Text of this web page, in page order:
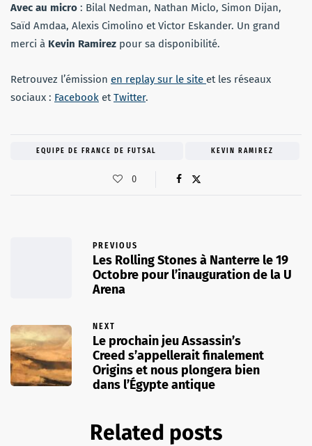
Avec au micro : Bilal Nedman, Nathan Miclo, Simon Dijan,
Saïd Amdaa, Alexis Cimolino et Victor Eskander. Un grand
merci à Kevin Ramirez pour sa disponibilité.
Retrouvez l’émission en replay sur le site et les réseaux
sociaux : Facebook etTwitter.
EQUIPE DE FRANCE DE FUTSAL KEVIN RAMIREZ
0
PREVIOUS
Les Rolling Stones à Nanterre le 19
Octobre pour l’inauguration de la U
Arena
NEXT
Le prochain jeu Assassin’s
Creed s’appellerait finalement
Origins et nous plongera bien
dans l’Égypte antique
Related posts